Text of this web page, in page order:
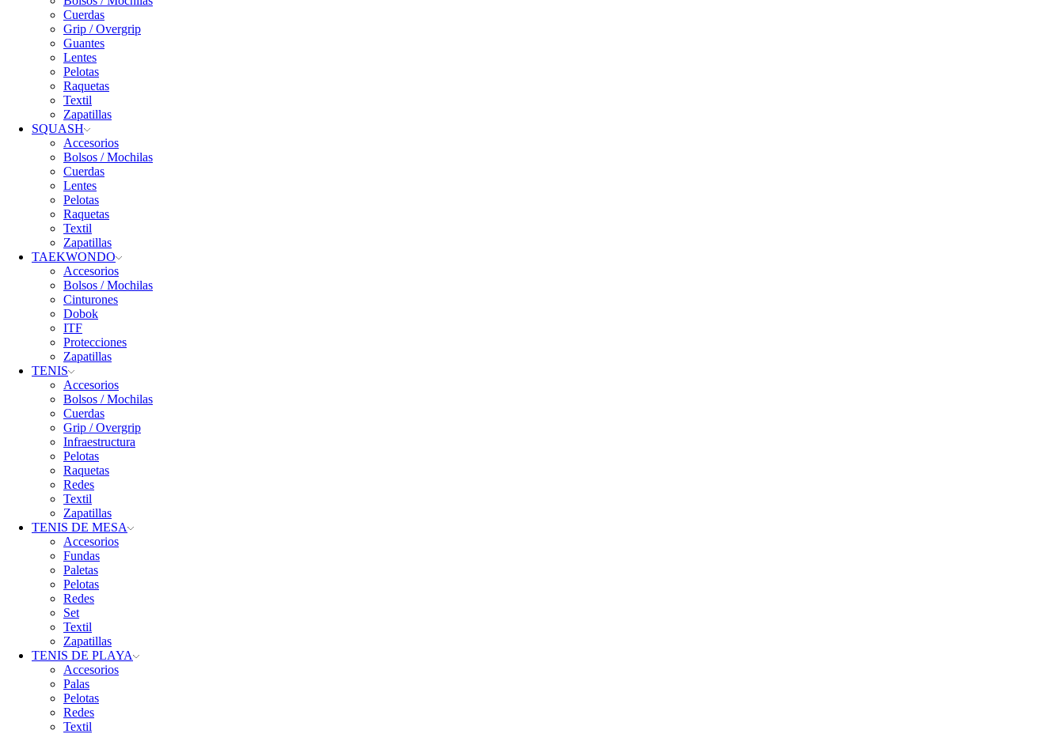
Cuerdas
Grip / Overgrip
Guantes
Lentes
Pelotas
Raquetas
Textil
Zapatillas
SQUASH
Accesorios
Bolsos / Mochilas
Cuerdas
Lentes
Pelotas
Raquetas
Textil
Zapatillas
TAEKWONDO
Accesorios
Bolsos / Mochilas
Cinturones
Dobok
ITF
Protecciones
Zapatillas
TENIS
Accesorios
Bolsos / Mochilas
Cuerdas
Grip / Overgrip
Infraestructura
Pelotas
Raquetas
Redes
Textil
Zapatillas
TENIS DE MESA
Accesorios
Fundas
Paletas
Pelotas
Redes
Set
Textil
Zapatillas
TENIS DE PLAYA
Accesorios
Palas
Pelotas
Redes
Textil